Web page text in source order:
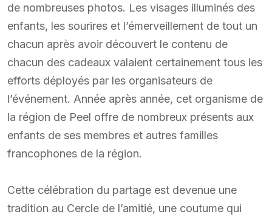
de nombreuses photos. Les visages illuminés des
enfants, les sourires et l’émerveillement de tout un
chacun après avoir découvert le contenu de
chacun des cadeaux valaient certainement tous les
efforts déployés par les organisateurs de
l’événement. Année après année, cet organisme de
la région de Peel offre de nombreux présents aux
enfants de ses membres et autres familles
francophones de la région.
Cette célébration du partage est devenue une
tradition au Cercle de l’amitié, une coutume qui